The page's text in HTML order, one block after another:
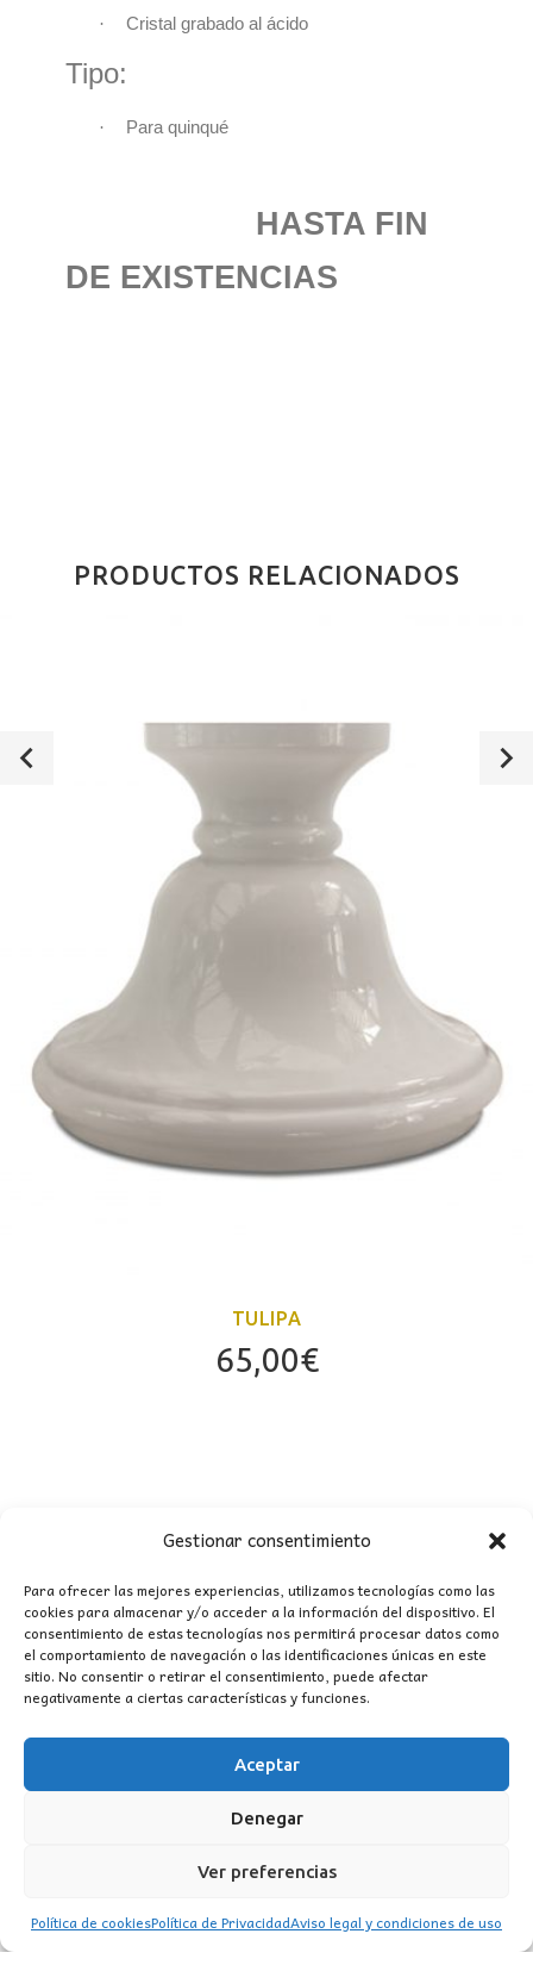
Gestionar consentimiento
Para ofrecer las mejores experiencias, utilizamos tecnologías como las
cookies para almacenar y/o acceder a la información del dispositivo. El
consentimiento de estas tecnologías nos permitirá procesar datos como
el comportamiento de navegación o las identificaciones únicas en este
sitio. No consentir o retirar el consentimiento, puede afectar
negativamente a ciertas características y funciones.
Aceptar
Denegar
Ver preferencias
Política de cookiesPolítica de PrivacidadAviso legal y condiciones de uso
· Cristal grabado al ácido
Tipo:
· Para quinqué
HASTA FIN
DE EXISTENCIAS
PRODUCTOS RELACIONADOS
TULIPA
65,00€
CONTACTO
MI CUENTA